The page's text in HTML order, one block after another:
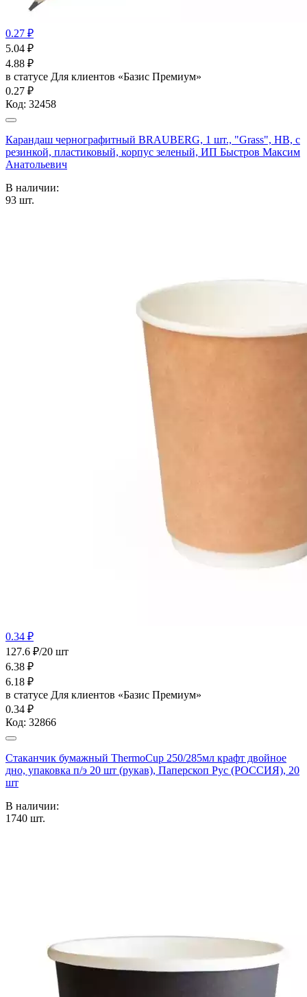
0.27 ₽
5.04 ₽
4.88 ₽
в статусе Для клиентов «Базис Премиум»
0.27 ₽
Код: 32458
Карандаш чернографитный BRAUBERG, 1 шт., "Grass", НВ, с
резинкой, пластиковый, корпус зеленый, ИП Быстров Максим
Анатольевич
В наличии:
93 шт.
0.34 ₽
127.6 ₽/20 шт
6.38 ₽
6.18 ₽
в статусе Для клиентов «Базис Премиум»
0.34 ₽
Код: 32866
Стаканчик бумажный ThermoCup 250/285мл крафт двойное
дно, упаковка п/э 20 шт (рукав), Паперскоп Рус (РОССИЯ), 20
шт
В наличии:
1740 шт.